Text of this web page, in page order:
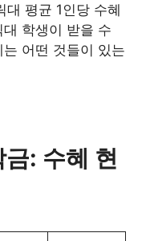
대 평균 1인당 수혜
학생이 받을 수
어떤 것들이 있는
: 수혜 현